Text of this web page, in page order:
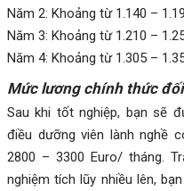
Năm 2: Khoảng từ 1.140 –
Năm 3: Khoảng từ 1.210 –
Năm 4: Khoảng từ 1.305 –
Mức lương chính thức
Sau khi tốt nghiệp, bạn sẽ
điều dưỡng viên lành nghề
2800 – 3300 Euro/ tháng.
nghiệm tích lũy nhiều lên,